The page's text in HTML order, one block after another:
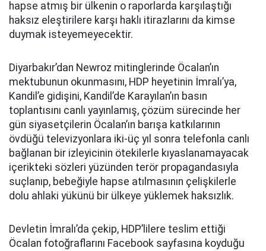
hapse atmış bir ülkenin o raporlarda karşılaştığı
haksız eleştirilere karşı haklı itirazlarını da kimse
duymak isteyemeyecektir.
Diyarbakır’dan Newroz mitinglerinde Öcalan’ın
mektubunun okunmasını, HDP heyetinin İmralı’ya,
Kandil’e gidişini, Kandil’de Karayılan’ın basın
toplantısını canlı yayınlamış, çözüm sürecinde her
gün siyasetçilerin Öcalan’ın barışa katkılarının
övdüğü televizyonlara iki-üç yıl sonra telefonla canlı
bağlanan bir izleyicinin ötekilerle kıyaslanamayacak
içerikteki sözleri yüzünden terör propagandasıyla
suçlanıp, bebeğiyle hapse atılmasının çelişkilerle
dolu ahlaki yükünü bir ülkeye yüklemek haksızlık.
Devletin İmralı’da çekip, HDP’lilere teslim ettiği
Öcalan fotoğraflarını Facebook sayfasına koyduğu